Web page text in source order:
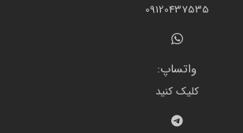
09120437535
واتساپ:
کلیک کنید